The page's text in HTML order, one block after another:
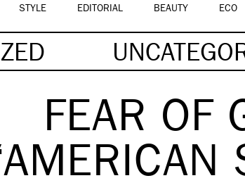
STYLE EDITORIAL BEAUTY ECO
FEAR OF